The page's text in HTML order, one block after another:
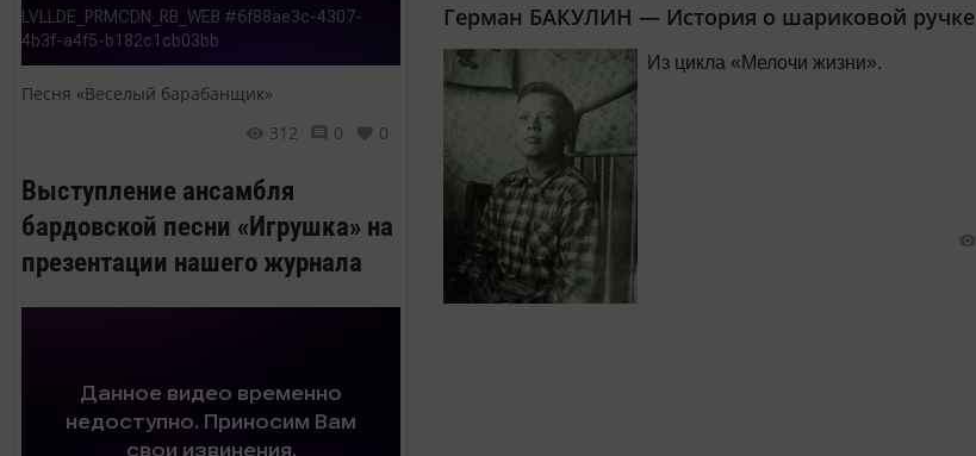
Песня «Веселый барабанщик»
312
0 0
Выступление ансамбля
бардовской песни «Игрушка» на
презентации нашего журнала
Герман БАКУЛИН — История о шариковой ручке
Из цикла «Мелочи жизни».